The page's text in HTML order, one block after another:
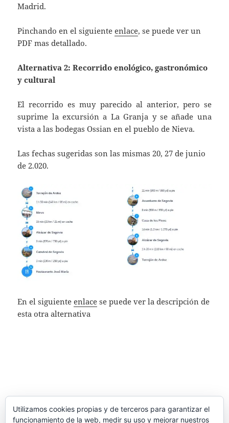
Madrid.
Pinchando en el siguienteenlace, se puede ver un
PDF mas detallado.
Alternativa 2: Recorrido enológico, gastronómico
y cultural
El recorrido es muy parecido al anterior, pero se
suprime la excursión a La Granja y se añade una
vista a las bodegas Ossian en el pueblo de Nieva.
Las fechas sugeridas son las mismas 20, 27 de junio
de 2.020.
En el siguienteenlace se puede ver la descripción de
esta otra alternativa
Utilizamos cookies propias y de terceros para garantizar el
funcionamiento de la web, medir su uso y mejorar nuestros